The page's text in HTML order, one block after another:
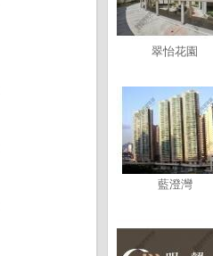
翠怡花園
藍澄灣